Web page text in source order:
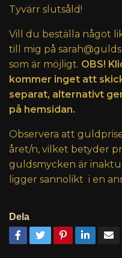
Tyvärr slutsåld!
Vill du beställa något
till mig på
som är möjligt. OBS!
kommer inget att
separat, alternativt
på hemsidan.
Observera att
året/n, vilket betyder
guldsmycken är
ligger sannolikt i en
Dela